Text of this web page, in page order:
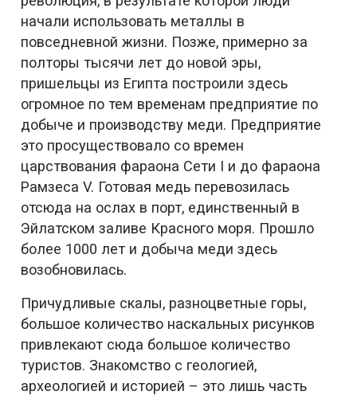
начали использовать металлы в
повседневной жизни. Позже, примерно за
полторы тысячи лет до новой эры,
пришельцы из Египта построили здесь
огромное по тем временам предприятие по
добыче и производству меди. Предприятие
это просуществовало со времен
царствования фараона Сети I и до фараона
Рамзеса V. Готовая медь перевозилась
отсюда на ослах в порт, единственный в
Эйлатском заливе Красного моря. Прошло
более 1000 лет и добыча меди здесь
возобновилась.
Причудливые скалы, разноцветные горы,
большое количество наскальных рисунков
привлекают сюда большое количество
туристов. Знакомство с геологией,
археологией и историей – это лишь часть